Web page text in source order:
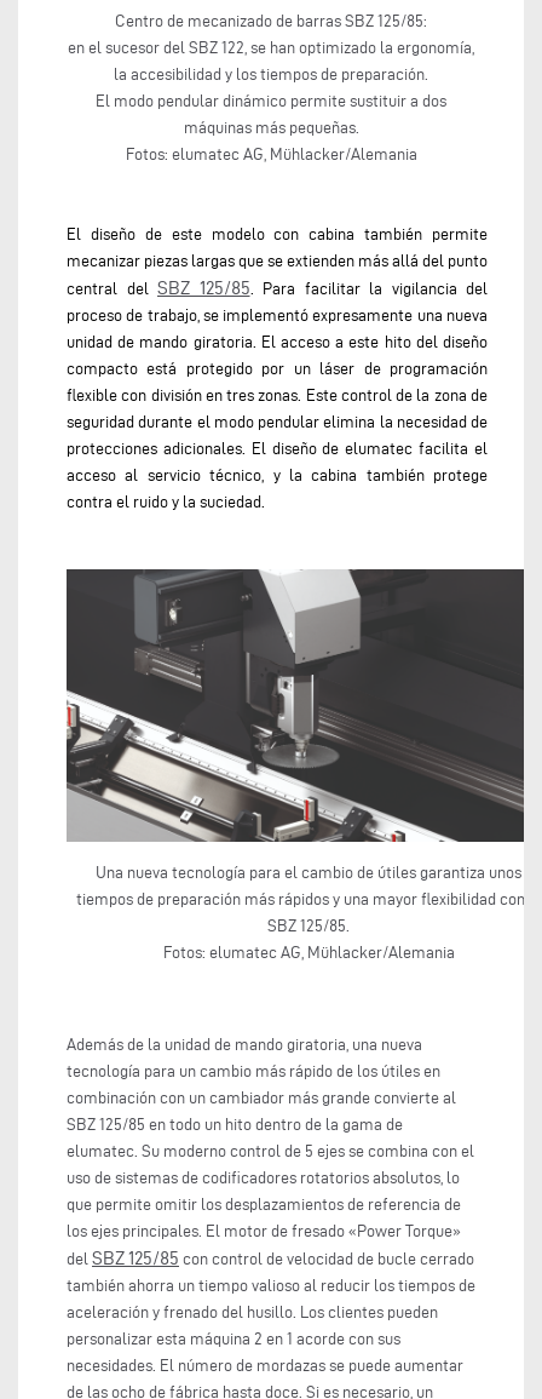
Centro de mecanizado de barras SBZ 125/85:
en el sucesor del SBZ 122, se han optimizado la ergonomía,
la accesibilidad y los tiempos de preparación.
El modo pendular dinámico permite sustituir a dos
máquinas más pequeñas.
Fotos: elumatec AG, Mühlacker/Alemania
El diseño de este modelo con cabina también permite
mecanizar piezas largas que se extienden más allá del punto
central del SBZ 125/85. Para facilitar la vigilancia del
proceso de trabajo, se implementó expresamente una nueva
unidad de mando giratoria. El acceso a este hito del diseño
compacto está protegido por un láser de programación
flexible con división en tres zonas. Este control de la zona de
seguridad durante el modo pendular elimina la necesidad de
protecciones adicionales. El diseño de elumatec facilita el
acceso al servicio técnico, y la cabina también protege
contra el ruido y la suciedad.
Una nueva tecnología para el cambio de útiles garantiza unos
tiempos de preparación más rápidos y una mayor flexibilidad con el
SBZ 125/85.
Fotos: elumatec AG, Mühlacker/Alemania
Además de la unidad de mando giratoria, una nueva
tecnología para un cambio más rápido de los útiles en
combinación con un cambiador más grande convierte al
SBZ 125/85 en todo un hito dentro de la gama de
elumatec. Su moderno control de 5 ejes se combina con el
uso de sistemas de codificadores rotatorios absolutos, lo
que permite omitir los desplazamientos de referencia de
los ejes principales. El motor de fresado «Power Torque»
del SBZ 125/85 con control de velocidad de bucle cerrado
también ahorra un tiempo valioso al reducir los tiempos de
aceleración y frenado del husillo. Los clientes pueden
personalizar esta máquina 2 en 1 acorde con sus
necesidades. El número de mordazas se puede aumentar
de las ocho de fábrica hasta doce. Si es necesario, un